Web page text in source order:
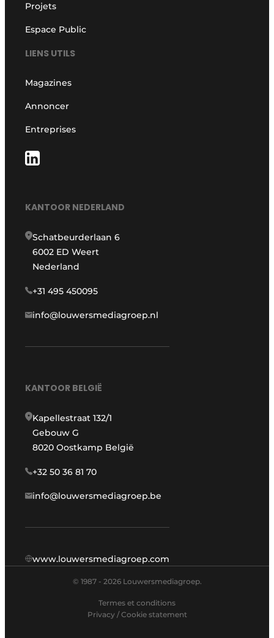
Projets
Espace Public
LIENS UTILS
Magazines
Annoncer
Entreprises
KANTOOR NEDERLAND
Schatbeurderlaan 6
6002 ED Weert
Nederland
+31 495 450095
info@louwersmediagroep.nl
KANTOOR BELGIË
Kapellestraat 132/1
Gebouw G
8020 Oostkamp België
+32 50 36 81 70
info@louwersmediagroep.be
www.louwersmediagroep.com
© 1987 - 2026 Louwersmediagroep.
Termes et conditions
Privacy / Cookie statement